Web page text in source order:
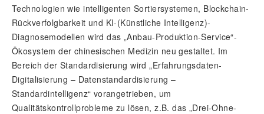
Technologien wie intelligenten Sortiersystemen, Blockchain-
Rückverfolgbarkeit und KI-(Künstliche Intelligenz)-
Diagnosemodellen wird das „Anbau-Produktion-Service“-
Ökosystem der chinesischen Medizin neu gestaltet. Im
Bereich der Standardisierung wird „Erfahrungsdaten-
Digitalisierung – Datenstandardisierung –
Standardintelligenz“ vorangetrieben, um
Qualitätskontrollprobleme zu lösen, z.B. das „Drei-Ohne-